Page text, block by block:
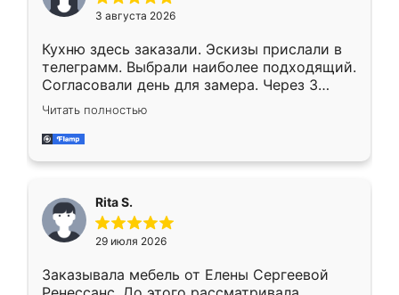
3 августа 2026
Кухню здесь заказали. Эскизы прислали в
телеграмм. Выбрали наиболее подходящий.
Согласовали день для замера. Через 3
недели кухня была уже готова. Остались
довольны работой. Спасибо Ренессанс
мебель за качественную работу!
Читать полностью
Rita S.
29 июля 2026
Заказывала мебель от Елены Сергеевой